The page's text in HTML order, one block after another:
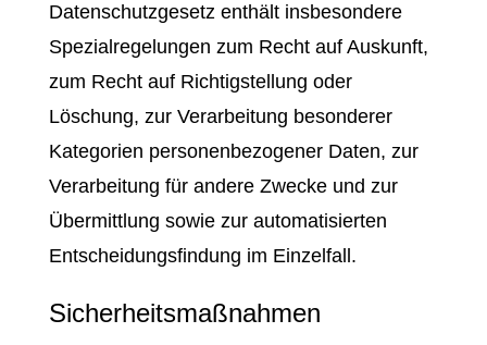
Datenschutzgesetz enthält insbesondere
Spezialregelungen zum Recht auf Auskunft,
zum Recht auf Richtigstellung oder
Löschung, zur Verarbeitung besonderer
Kategorien personenbezogener Daten, zur
Verarbeitung für andere Zwecke und zur
Übermittlung sowie zur automatisierten
Entscheidungsfindung im Einzelfall.
Sicherheitsmaßnahmen